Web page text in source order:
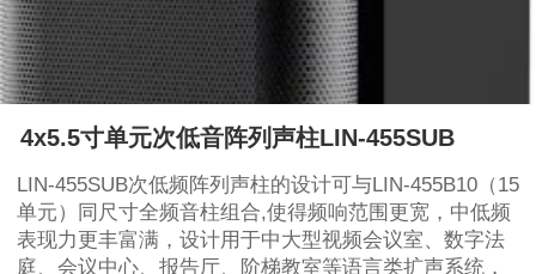
4x5.5寸单元次低音阵列声柱LIN-455SUB
LIN-455SUB次低频阵列声柱的设计可与LIN-455B10（15
单元）同尺寸全频音柱组合,使得频响范围更宽，中低频
表现力更丰富满，设计用于中大型视频会议室、数字法
庭、会议中心、报告厅、阶梯教室等语言类扩声系统，